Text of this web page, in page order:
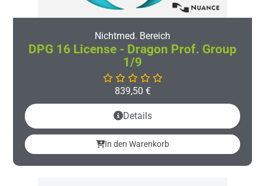
Nichtmed. Bereich
DPG 16 License - Dragon Prof. Group
1/9
839,50 €
Details
In den Warenkorb